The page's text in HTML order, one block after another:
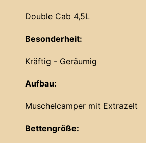
Double Cab 4,5L
Besonderheit:
Kräftig - Geräumig
Aufbau:
Muschelcamper mit Extrazelt
Bettengröße: